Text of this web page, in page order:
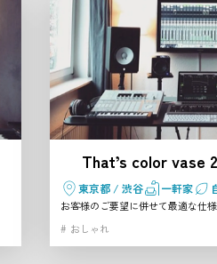
That’s color vase
東京都 / 渋谷 一軒家
お客様のご要望に併せて最適な仕
おしゃれ